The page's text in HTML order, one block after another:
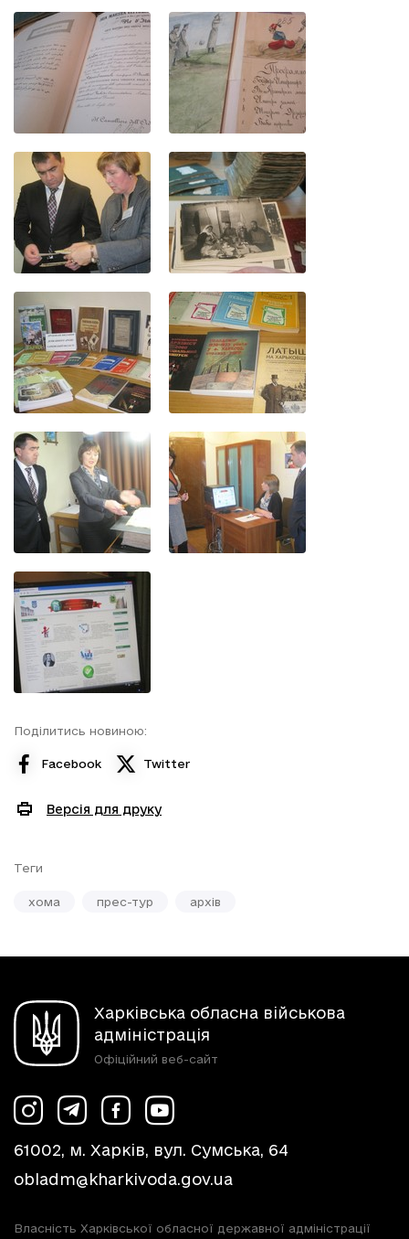
Поділитись новиною:
Facebook Twitter
Версія для друку
Теги
хома прес-тур архів
Харківська обласна військова
адміністрація
Офіційний веб-сайт
61002, м. Харків, вул. Сумська, 64
obladm@kharkivoda.gov.ua
Власність Харківської обласної державної адміністрації